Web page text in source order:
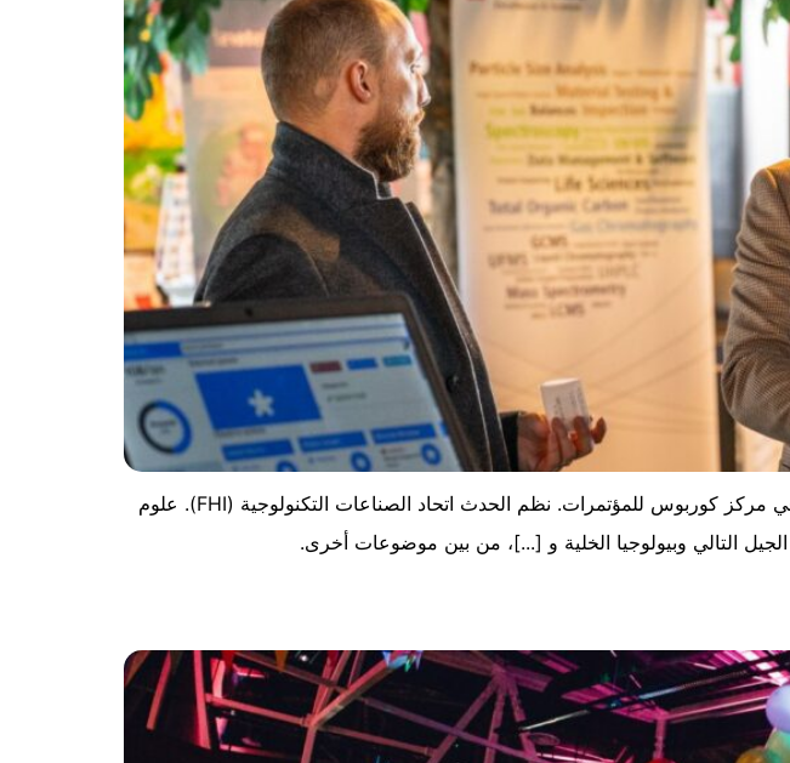
حدث علوم الحياة - FHIأقيمت النسخة الأولى المباشرة من حدث علوم الحياة في 5 أبريل في مركز كوربوس للمؤتمرات. نظم الحدث اتحاد الصناعات التكنولوجية (FHI). علوم
التالي وبيولوجيا الخلية و [...]، من بين موضوعات أخرى.